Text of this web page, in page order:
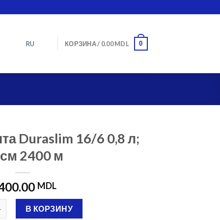
RU КОРЗИНА / 0.00MDL 0
Duraslim 16/6 0,8 л;
2400 м
MDL
Капельная лента Duraslim 16/6 0,8 л; 20 см 2400 м
В КОРЗИНУ